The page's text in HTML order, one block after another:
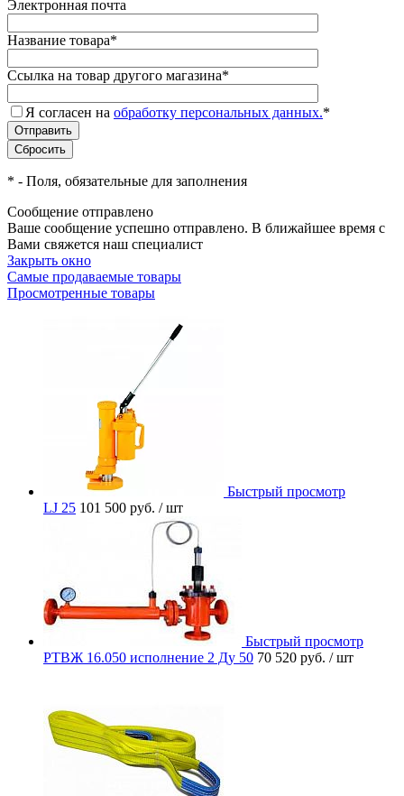
Электронная почта
Название товара*
Ссылка на товар другого магазина*
Я согласен на обработку персональных данных.*
* - Поля, обязательные для заполнения
Сообщение отправлено
Ваше сообщение успешно отправлено. В ближайшее время с
Вами свяжется наш специалист
Закрыть окно
Самые продаваемые товары
Просмотренные товары
Быстрый просмотр
LJ 25 101 500 руб. / шт
Быстрый просмотр
РТВЖ 16.050 исполнение 2 Ду 50 70 520 руб. / шт